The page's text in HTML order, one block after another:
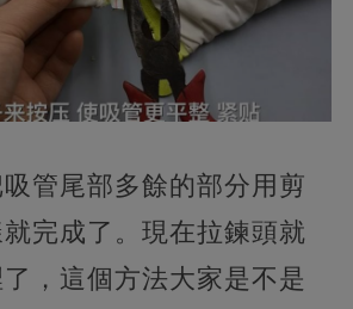
管尾部多餘的部分用剪
完成了。現在拉鍊頭就
，這個方法大家是不是